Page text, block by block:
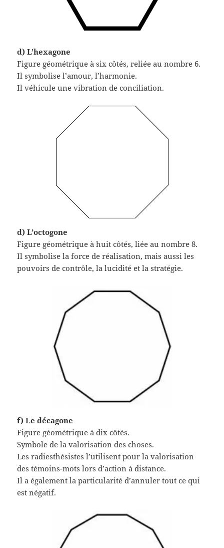
d) L’hexagone
Figure géométrique à six côtés, reliée au nombre 6.
Il symbolise l’amour, l’harmonie.
Il véhicule une vibration de conciliation.
d) L’octogone
Figure géométrique à huit côtés, liée au nombre 8.
Il symbolise la force de réalisation, mais aussi les
pouvoirs de contrôle, la lucidité et la stratégie.
f) Le décagone
Figure géométrique à dix côtés.
Symbole de la valorisation des choses.
Les radiesthésistes l’utilisent pour la valorisation
des témoins-mots lors d’action à distance.
Il a également la particularité d’annuler tout ce qui
est négatif.